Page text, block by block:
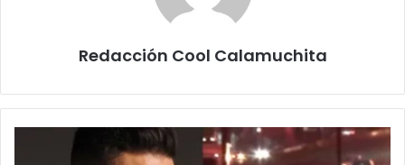
Redacción Cool Calamuchita